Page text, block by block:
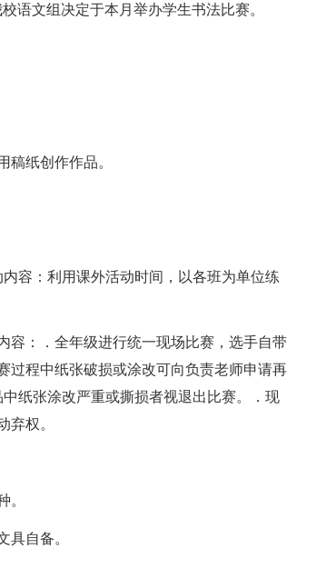
语文组决定于本月举办学生书法比赛。
稿纸创作作品。
内容：利用课外活动时间，以各班为单位练
容：．全年级进行统一现场比赛，选手自带
过程中纸张破损或涂改可向负责老师申请再
纸张涂改严重或撕损者视退出比赛。．现
弃权。
。
具自备。